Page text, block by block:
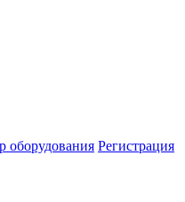
оборудования Регистрация